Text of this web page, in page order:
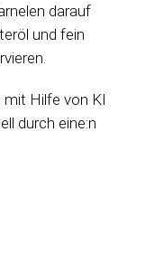
darauf
und fein
mit Hilfe von KI
durch eine:n